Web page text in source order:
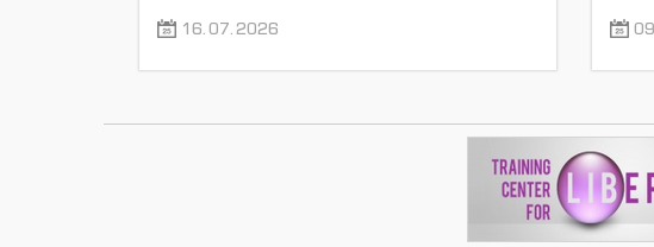
და “ექსკლუზივტივის”
16.07.2026